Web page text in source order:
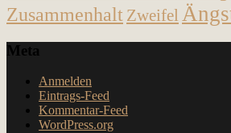
Zusammenhalt Zweifel
Meta
Anmelden
Eintrags-Feed
Kommentar-Feed
WordPress.org